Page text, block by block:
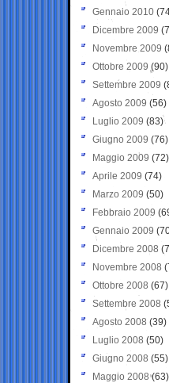
Gennaio 2010
Dicembre 2009
Novembre 2009
Ottobre 2009 (90)
Settembre 2009
Agosto 2009 (56)
Luglio 2009 (83)
Giugno 2009 (76)
Maggio 2009 (72)
Aprile 2009 (74)
Marzo 2009 (50)
Febbraio 2009
Gennaio 2009
Dicembre 2008
Novembre 2008
Ottobre 2008 (67)
Settembre 2008
Agosto 2008 (39)
Luglio 2008 (50)
Giugno 2008 (55)
Maggio 2008(63)